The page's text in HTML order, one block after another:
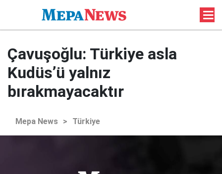
Çavuşoğlu: Türkiye asla
Kudüs’ü yalnız
bırakmayacaktır
Mepa News > Türkiye